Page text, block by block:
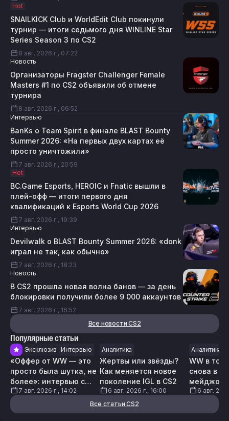
Hot
SNAILKICK Club и WorldEdit Club покинули
турнир — итоги седьмого дня WINLINE Star
Series Season 3 по CS2
8 авг. 2026 г., 07:22
Новость
Организаторы Fragster Challenger Female
Masters #1 по CS2 объявили об отмене
турнира
8 авг. 2026 г., 06:52
Интервью
BanKs о Team Spirit в финале BLAST Bounty
Summer 2026: «На первых двух картах её
просто уничтожили»
7 авг. 2026 г., 20:59
Hot
BC.Game Esports, HEROIC и Fnatic вышли в
плей-офф — итоги первого дня
квалификаций к Esports World Cup 2026
7 авг. 2026 г., 19:39
Интервью
Devilwalk о BLAST Bounty Summer 2026: «donk
играл не так, как обычно»
7 авг. 2026 г., 18:23
Новость
В CS2 прошла новая волна банов — за день
блокировки получили более 9 000 аккаунтов
7 авг. 2026 г., 16:52
Все новости CS2
Популярные статьи
Эксклюзив Интервью
«Оффер от WW — это
просто была шутка, не
более»: интервью с
chopper про WW Team,
тренерство и стримы
7 авг. 2026 г., 14:02
Аналитика
Жертвы или звёзды?
Как меняется новое
поколение IGL в CS2
6 авг. 2026 г., 16:00
Аналитика
WW в
снова в
мейджор
innersh1ne
6 авг.
Все статьи CS2